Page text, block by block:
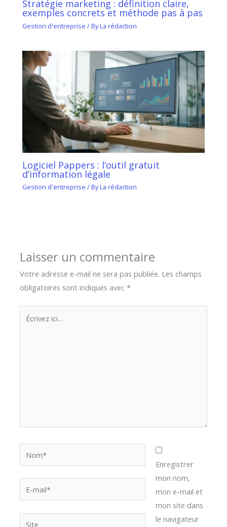
Stratégie marketing : définition claire,
exemples concrets et méthode pas à pas
Gestion d'entreprise / ByLa rédaction
Logiciel Pappers : l’outil gratuit
d’information légale
Gestion d'entreprise / ByLa rédaction
Laisser un commentaire
Votre adresse e-mail ne sera pas publiée. Les champs
obligatoires sont indiqués avec*
Écrivez
mail*
Enregistrer
mon nom,
mon e-mail et
mon site dans
le navigateur